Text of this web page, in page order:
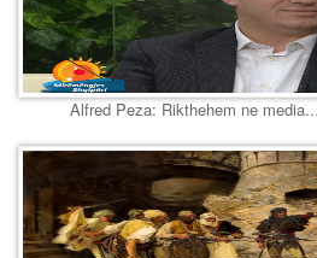
Alfred Peza: Rikthehem ne